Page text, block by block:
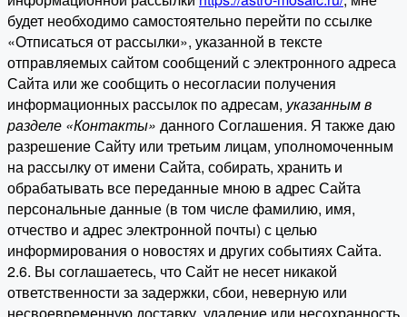
будет необходимо самостоятельно перейти по ссылке
«Отписаться от рассылки», указанной в тексте
отправляемых сайтом сообщений с электронного адреса
Сайта или же сообщить о несогласии получения
информационных рассылок по адресам, указанным в
разделе «Контакты» данного Соглашения. Я также даю
разрешение Сайту или третьим лицам, уполномоченным
на рассылку от имени Сайта, собирать, хранить и
обрабатывать все переданные мною в адрес Сайта
персональные данные (в том числе фамилию, имя,
отчество и адрес электронной почты) с целью
информирования о новостях и других событиях Сайта.
2.6. Вы соглашаетесь, что Сайт не несет никакой
ответственности за задержки, сбои, неверную или